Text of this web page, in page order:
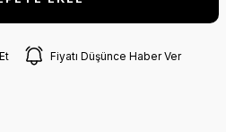
Fiyatı Düşünce Haber Ver